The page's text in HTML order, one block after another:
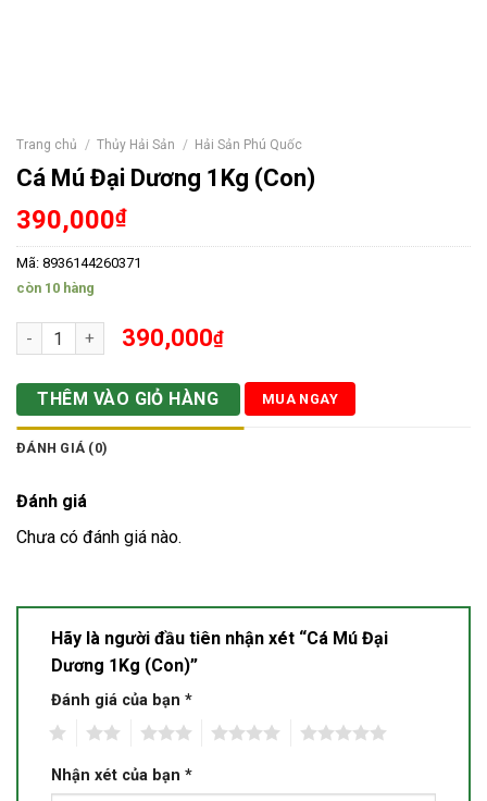
Trang chủ / Thủy Hải Sản / Hải Sản Phú Quốc
Cá Mú Đại Dương 1Kg (Con)
390,000₫
Mã: 8936144260371
còn 10 hàng
Cá Mú Đại Dương 1Kg (Con) số lượng
390,000₫
THÊM VÀO GIỎ HÀNG MUA NGAY
ĐÁNH GIÁ (0)
Đánh giá
Chưa có đánh giá nào.
Hãy là người đầu tiên nhận xét “Cá Mú Đại
Dương 1Kg (Con)”
Đánh giá của bạn *
Nhận xét của bạn *